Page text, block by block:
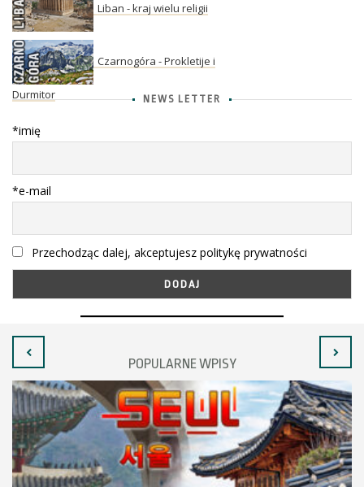
Liban - kraj wielu religii
Czarnogóra - Prokletije i
Durmitor NEWS LETTER
*imię
*e-mail
Przechodząc dalej, akceptujesz politykę prywatności
POPULARNE WPISY